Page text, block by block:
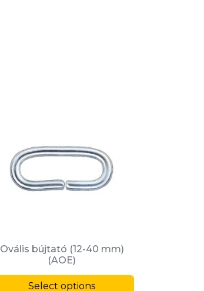
Ovális bújtató (12-40 mm)
(AOE)
Select options